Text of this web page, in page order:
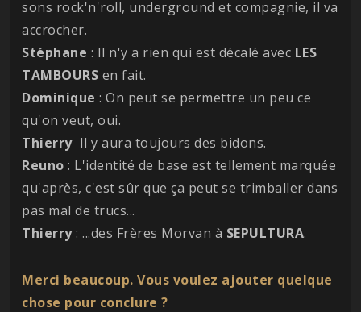
sons rock'n'roll, underground et compagnie, il va
accrocher.
Stéphane : Il n'y a rien qui est décalé avec LES
TAMBOURS en fait.
Dominique : On peut se permettre un peu ce
qu'on veut, oui.
ThierryIl y aura toujours des bidons.
Reuno : L'identité de base est tellement marquée
qu'après, c'est sûr que ça peut se trimballer dans
pas mal de trucs...
Thierry: ...des Frères Morvan à SEPULTURA.
Merci beaucoup. Vous voulez ajouter quelque
chose pour conclure ?